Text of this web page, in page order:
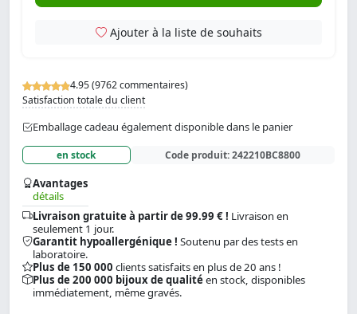
4.95 (9762 commentaires)
Satisfaction totale du client
Emballage cadeau également disponible dans le panier
en stock Code produit:242210BC8800
Avantages
détails
Livraison gratuite à partir de 99.99 € ! Livraison en
seulement 1 jour.
Garantit hypoallergénique ! Soutenu par des tests en
laboratoire.
Plus de 150 000 clients satisfaits en plus de 20 ans !
Plus de 200 000 bijoux de qualitéen stock, disponibles
immédiatement, même gravés.
Ajouter à la liste de souhaits